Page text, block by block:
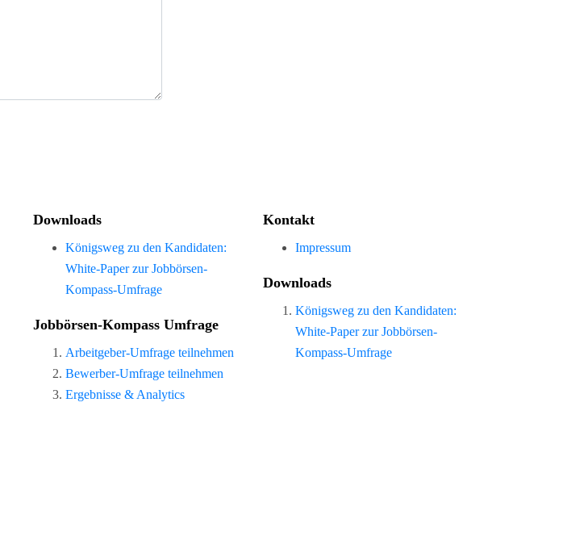
Downloads
Königsweg zu den Kandidaten:
White-Paper zur Jobbörsen-
Kompass-Umfrage
Jobbörsen-Kompass Umfrage
Arbeitgeber-Umfrage teilnehmen
Bewerber-Umfrage teilnehmen
Ergebnisse & Analytics
Kontakt
Impressum
Downloads
Königsweg zu den Kandidaten:
White-Paper zur Jobbörsen-
Kompass-Umfrage